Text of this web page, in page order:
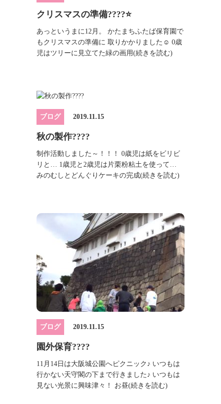
クリスマスの準備????⭐
あっというまに12月。 かたまちふたば保育園で
もクリスマスの準備に 取りかかりました☺ 0歳
児はツリーに見立てた緑の画用(続きを読む)
ブログ 2019.11.15
秋の製作????
制作活動しました～！！！ 0歳児は紙をビリビ
リと… 1歳児と2歳児は片栗粉粘土を使って…
みのむしとどんぐりケーキの完成(続きを読む)
ブログ 2019.11.15
園外保育????
11月14日は大阪城公園へピクニック♪ いつもは
行かない天守閣の下まで行きました♪ いつもは
見ない光景に興味津々！ お昼(続きを読む)